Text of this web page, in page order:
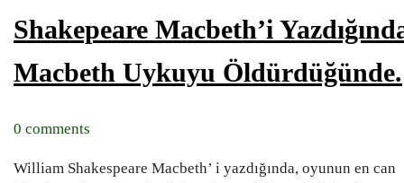
Shakepeare Macbeth’i
Macbeth Uykuyu Öldürdüğünde.
0 comments
William Shakespeare Macbeth’ i yazdığında, oyunun en can